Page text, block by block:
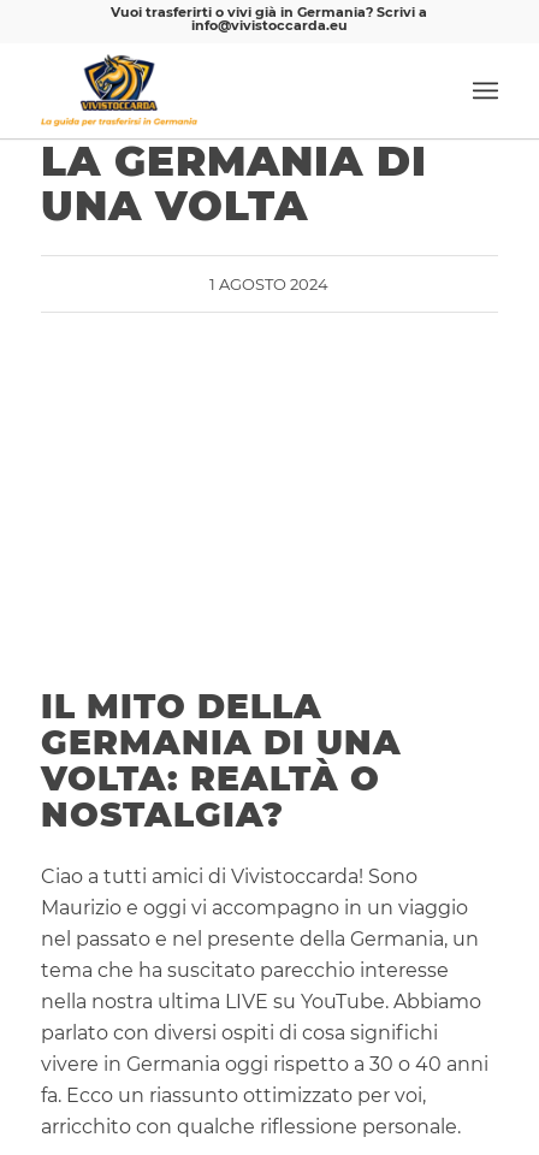
Vuoi trasferirti o vivi già in Germania? Scrivi a
info@vivistoccarda.eu
LA GERMANIA DI
UNA VOLTA
1 AGOSTO 2024
IL MITO DELLA
GERMANIA DI UNA
VOLTA: REALTÀ O
NOSTALGIA?
Ciao a tutti amici di Vivistoccarda! Sono
Maurizio e oggi vi accompagno in un viaggio
nel passato e nel presente della Germania, un
tema che ha suscitato parecchio interesse
nella nostra ultima LIVE su YouTube. Abbiamo
parlato con diversi ospiti di cosa significhi
vivere in Germania oggi rispetto a 30 o 40 anni
fa. Ecco un riassunto ottimizzato per voi,
arricchito con qualche riflessione personale.